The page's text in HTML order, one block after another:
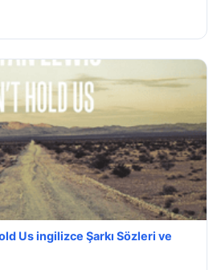
Us ingilizce Şarkı Sözleri ve